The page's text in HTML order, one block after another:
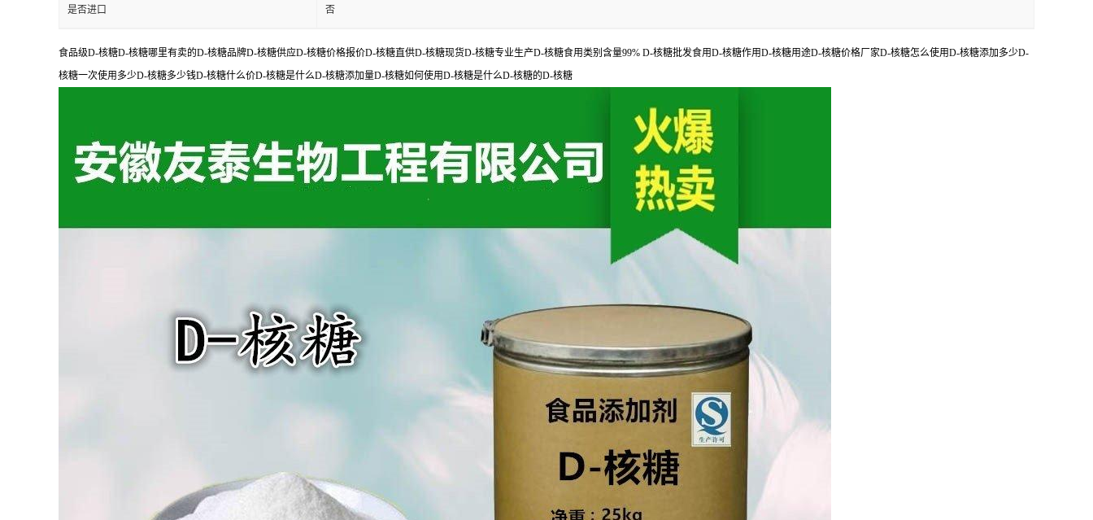
是否进口 否
食品级D-核糖D-核糖哪里有卖的D-核糖品牌D-核糖供应D-核糖价格报价D-核糖直供D-核糖现货D-核糖专业生产D-核糖食用类别含量99% D-核糖批发食用D-核糖作用D-核糖用途D-核糖价格厂家D-核糖怎么使用D-核糖添加多少D-
核糖一次使用多少D-核糖多少钱D-核糖什么价D-核糖是什么D-核糖添加量D-核糖如何使用D-核糖是什么D-核糖的D-核糖